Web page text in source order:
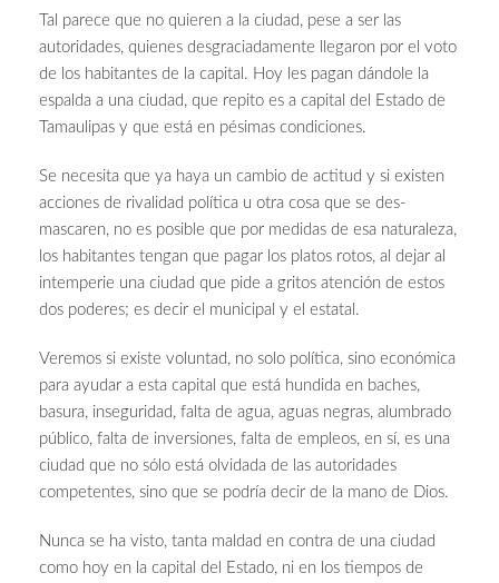
Tal parece que no quieren a la ciudad, pese a ser las
autoridades, quienes desgraciadamente llegaron por el voto
de los habitantes de la capital. Hoy les pagan dándole la
espalda a una ciudad, que repito es a capital del Estado de
Tamaulipas y que está en pésimas condiciones.
Se necesita que ya haya un cambio de actitud y si existen
acciones de rivalidad política u otra cosa que se des-
mascaren, no es posible que por medidas de esa naturaleza,
los habitantes tengan que pagar los platos rotos, al dejar al
intemperie una ciudad que pide a gritos atención de estos
dos poderes; es decir el municipal y el estatal.
Veremos si existe voluntad, no solo política, sino económica
para ayudar a esta capital que está hundida en baches,
basura, inseguridad, falta de agua, aguas negras, alumbrado
público, falta de inversiones, falta de empleos, en sí, es una
ciudad que no sólo está olvidada de las autoridades
competentes, sino que se podría decir de la mano de Dios.
Nunca se ha visto, tanta maldad en contra de una ciudad
como hoy en la capital del Estado, ni en los tiempos de